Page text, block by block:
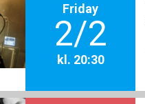
Friday
2/2
kl. 20:30